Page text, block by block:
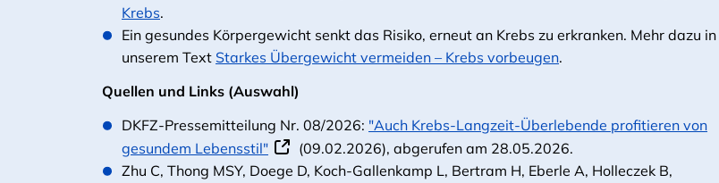
Krebs.
Ein gesundes Körpergewicht senkt das Risiko, erneut an Krebs zu erkranken. Mehr dazu in
unserem Text Starkes Übergewicht vermeiden – Krebs vorbeugen.
Quellen und Links (Auswahl)
DKFZ-Pressemitteilung Nr. 08/2026: "Auch Krebs-Langzeit-Überlebende profitieren von
gesundem Lebensstil"
(09.02.2026), abgerufen am 28.05.2026.
Zhu C, Thong MSY, Doege D, Koch-Gallenkamp L, Bertram H, Eberle A, Holleczek B,